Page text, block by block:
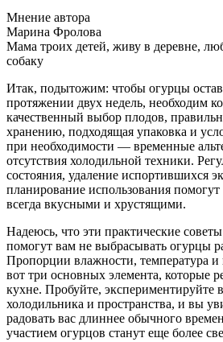
Мнение автора
Марина Фролова
Мама троих детей, живу в деревне,
собаку
Итак, подытожим: чтобы огурцы
протяжении двух недель, необходим
качественный выбор плодов,
хранению, подходящая упаковка и
при необходимости — временные
отсутствия холодильной техники.
состояния, удаление испортившихся
планирование использования
всегда вкусными и хрустящими.
Надеюсь, что эти практические
помогут вам не выбрасывать огурцы
Пропорции влажности, температура
вот три основных элемента, которые
кухне. Пробуйте, экспериментируйте
холодильника и пространства, и вы
радовать вас длиннее обычного
участием огурцов станут еще более